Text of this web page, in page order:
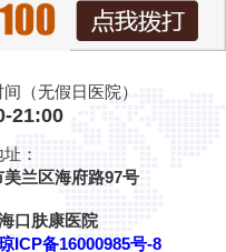
（无假日医院）
21:00
：
美兰区海府路97号
口肤康医院
ICP备16000985号-8